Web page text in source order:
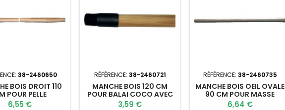
38-2460650
BOIS DROIT 110
POUR PELLE
Prix
6,55 €
RÉFÉRENCE: 38-2460721
MANCHE BOIS 120 CM
POUR BALAI COCO AVEC
VIS
Prix
3,59 €
RÉFÉRENCE: 38-2460735
MANCHE BOIS OEIL OVALE
90 CM POUR MASSE
Prix
6,64 €